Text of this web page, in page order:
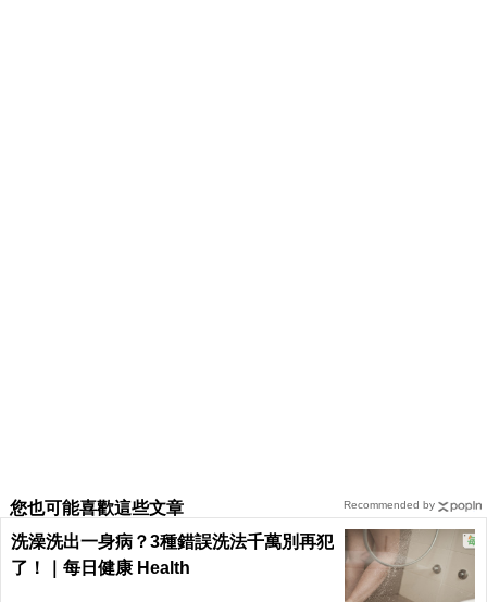
您也可能喜歡這些文章
洗澡洗出一身病？3種錯誤洗法千萬別再犯
了！｜每日健康 Health
Recommended by